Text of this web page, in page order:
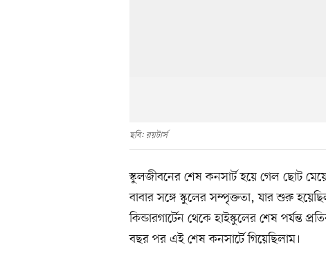
ছবি: রয়টার্স
স্কুলজীবনের শেষ কনসার্ট হয়ে গেল ছোট
বাবার সঙ্গে স্কুলের সম্পৃক্ততা, যার শুরু
কিন্ডারগার্টেন থেকে হাইস্কুলের শেষ পর্যন্ত
বছর পর এই শেষ কনসার্টে গিয়েছিলাম।